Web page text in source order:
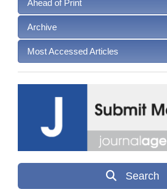
Ahead of Print
Archive
Most Accessed Articles
Search